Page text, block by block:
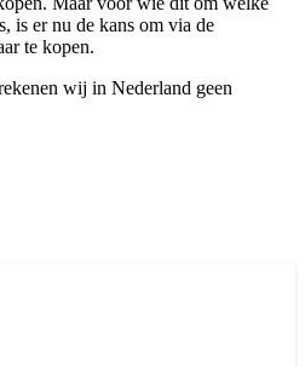
is er nu de kans om via de
te kopen.
wij in Nederland geen